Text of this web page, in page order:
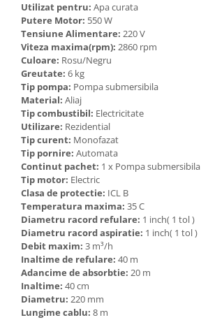
Utilizat pentru: Apa curata
Putere Motor: 550 W
Tensiune Alimentare: 220 V
Viteza maxima(rpm): 2860 rpm
Culoare: Rosu/Negru
Greutate: 6 kg
Tip pompa: Pompa submersibila
Material: Aliaj
Tip combustibil: Electricitate
Utilizare: Rezidential
Tip curent: Monofazat
Tip pornire: Automata
Continut pachet: 1 x Pompa submersibila
Tip motor: Electric
Clasa de protectie: ICL B
Temperatura maxima: 35 C
Diametru racord refulare: 1 inch( 1 tol )
Diametru racord aspiratie: 1 inch( 1 tol )
Debit maxim: 3 m³/h
Inaltime de refulare: 40 m
Adancime de absorbtie: 20 m
Inaltime: 40 cm
Diametru: 220 mm
Lungime cablu: 8 m